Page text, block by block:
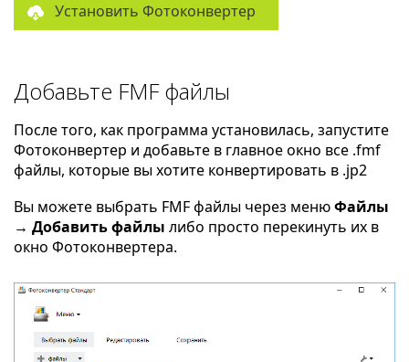
Установить Фотоконвертер
Добавьте FMF файлы
После того, как программа установилась, запустите
Фотоконвертер и добавьте в главное окно все .fmf
файлы, которые вы хотите конвертировать в .jp2
Вы можете выбрать FMF файлы через менюФайлы
→ Добавить файлы либо просто перекинуть их в
окно Фотоконвертера.